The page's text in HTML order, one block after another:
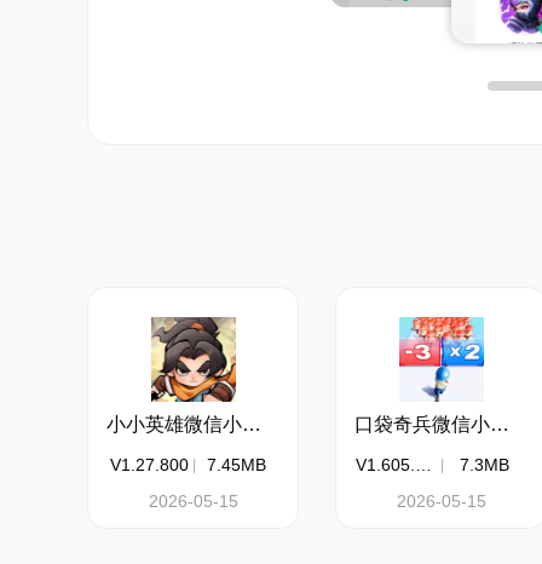
小小英雄微信小游戏电脑版
V1.27.800
7.45MB
2026-05-15
口袋奇兵微信小游戏电脑版
7.3MB
2026-05-15